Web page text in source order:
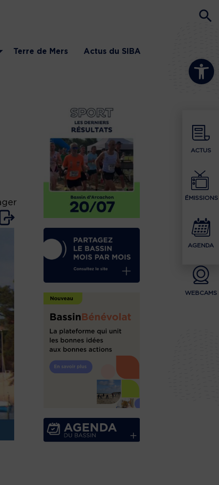
Ouvrir la
ACTUS
ÉMISSIONS
AGENDA
WEBCAMS
Terre de Mers Actus du SIBA